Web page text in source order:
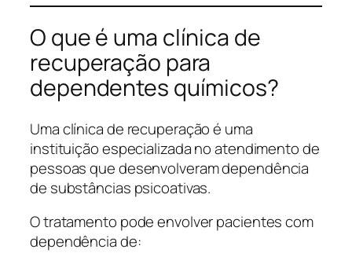
O que é uma clínica de
recuperação para
dependentes químicos?
Uma clínica de recuperação é uma
instituição especializada no atendimento de
pessoas que desenvolveram dependência
de substâncias psicoativas.
O tratamento pode envolver pacientes com
dependência de: